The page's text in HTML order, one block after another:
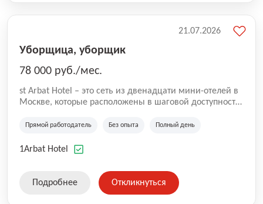
Уборщица, уборщик
78 000 руб./мес.
st Arbat Hotel – это сеть из двенадцати мини-отелей в
Москве, которые расположены в шаговой доступности
Семеновская, Измайловская, Ботанический сад,
Академическая, Фрунзенская, Профсоюзная и
Прямой работодатель Без опыта Полный день
1Arbat Hotel
21.07.2026
Подробнее Откликнуться